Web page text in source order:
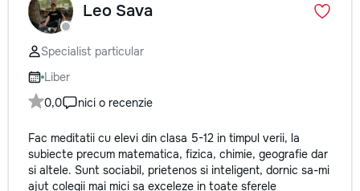
Leo Sava
Specialist particular
Liber
0,0
nici o recenzie
Fac meditatii cu elevi din clasa 5-12 in timpul verii, la
subiecte precum matematica, fizica, chimie, geografie dar
si altele. Sunt sociabil, prietenos si inteligent, dornic sa-mi
ajut colegii mai mici sa exceleze in toate sferele